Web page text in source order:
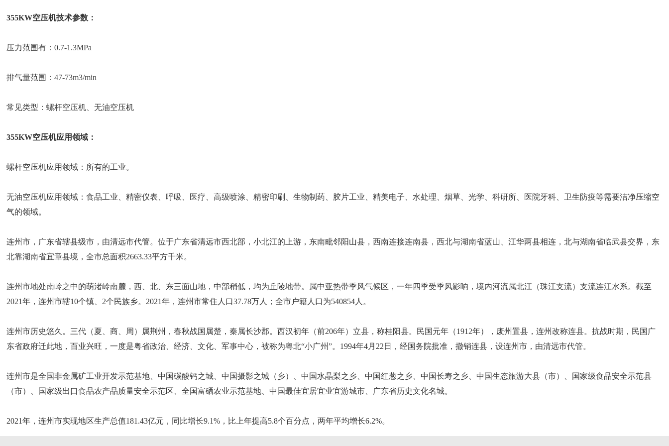
355KW空压机技术参数：
压力范围有：0.7-1.3MPa
排气量范围：47-73m3/min
常见类型：螺杆空压机、无油空压机
355KW空压机应用领域：
螺杆空压机应用领域：所有的工业。
无油空压机应用领域：食品工业、精密仪表、呼吸、医疗、高级喷涂、精密印刷、生物制药、胶片工业、精美电子、水处理、烟草、光学、科研所、医院牙科、卫生防疫等需要洁净压缩空
气的领域。
连州市，广东省辖县级市，由清远市代管。位于广东省清远市西北部，小北江的上游，东南毗邻阳山县，西南连接连南县，西北与湖南省蓝山、江华两县相连，北与湖南省临武县交界，东
北靠湖南省宜章县境，全市总面积2663.33平方千米。
连州市地处南岭之中的萌渚岭南麓，西、北、东三面山地，中部稍低，均为丘陵地带。属中亚热带季风气候区，一年四季受季风影响，境内河流属北江（珠江支流）支流连江水系。截至
2021年，连州市辖10个镇、2个民族乡。2021年，连州市常住人口37.78万人；全市户籍人口为540854人。
连州市历史悠久。三代（夏、商、周）属荆州，春秋战国属楚，秦属长沙郡。西汉初年（前206年）立县，称桂阳县。民国元年（1912年），废州置县，连州改称连县。抗战时期，民国广
东省政府迁此地，百业兴旺，一度是粤省政治、经济、文化、军事中心，被称为粤北“小广州”。1994年4月22日，经国务院批准，撤销连县，设连州市，由清远市代管。
连州市是全国非金属矿工业开发示范基地、中国碳酸钙之城、中国摄影之城（乡）、中国水晶梨之乡、中国红葱之乡、中国长寿之乡、中国生态旅游大县（市）、国家级食品安全示范县
（市）、国家级出口食品农产品质量安全示范区、全国富硒农业示范基地、中国最佳宜居宜业宜游城市、广东省历史文化名城。
2021年，连州市实现地区生产总值181.43亿元，同比增长9.1%，比上年提高5.8个百分点，两年平均增长6.2%。